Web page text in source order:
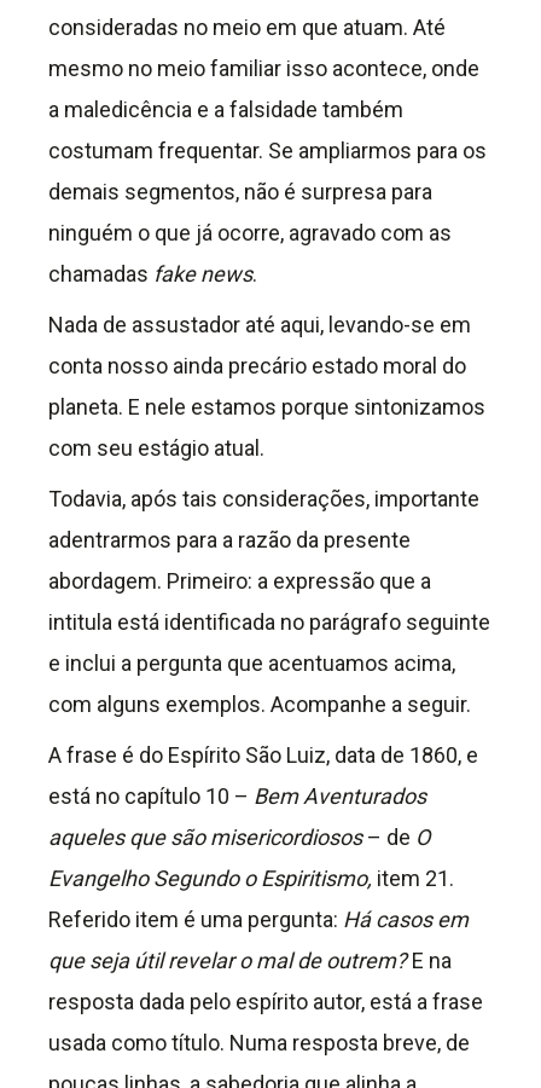
consideradas no meio em que atuam. Até
mesmo no meio familiar isso acontece, onde
a maledicência e a falsidade também
costumam frequentar. Se ampliarmos para os
demais segmentos, não é surpresa para
ninguém o que já ocorre, agravado com as
chamadas fake news.
Nada de assustador até aqui, levando-se em
conta nosso ainda precário estado moral do
planeta. E nele estamos porque sintonizamos
com seu estágio atual.
Todavia, após tais considerações, importante
adentrarmos para a razão da presente
abordagem. Primeiro: a expressão que a
intitula está identificada no parágrafo seguinte
e inclui a pergunta que acentuamos acima,
com alguns exemplos. Acompanhe a seguir.
A frase é do Espírito São Luiz, data de 1860, e
está no capítulo 10 – Bem Aventurados
aqueles que são misericordiosos– de O
Evangelho Segundo o Espiritismo, item 21.
Referido item é uma pergunta: Há casos em
que seja útil revelar o mal de outrem?E na
resposta dada pelo espírito autor, está a frase
usada como título. Numa resposta breve, de